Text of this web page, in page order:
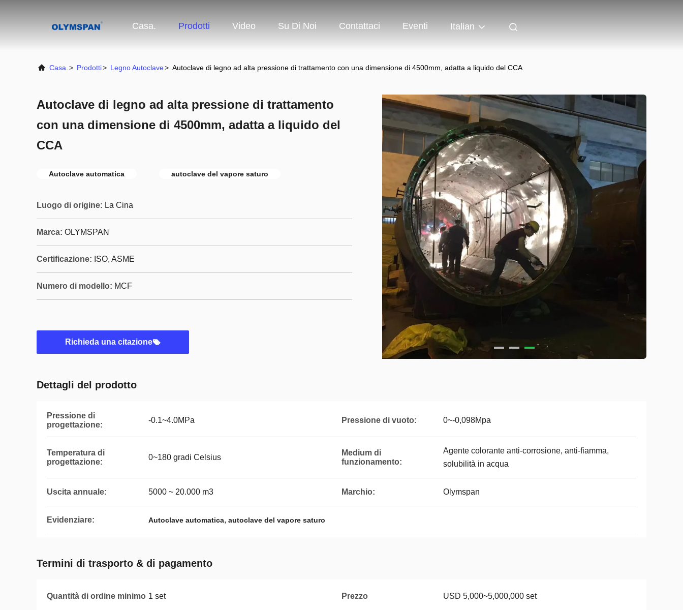
Casa. Prodotti Video Su Di Noi Contattaci Eventi Italian
Casa. > Prodotti> Legno Autoclave> Autoclave di legno ad alta pressione di trattamento con una dimensione di 4500mm, adatta a liquido del CCA
Autoclave di legno ad alta pressione di trattamento
con una dimensione di 4500mm, adatta a liquido del
CCA
Autoclave automatica autoclave del vapore saturo
Luogo di origine: La Cina
Marca: OLYMSPAN
Certificazione: ISO, ASME
Numero di modello: MCF
Richieda una citazione
Dettagli del prodotto
Pressione di
progettazione:
-0.1~4.0MPa Pressione di vuoto: 0~-0,098Mpa
Temperatura di
progettazione:
0~180 gradi Celsius
Medium di
funzionamento:
Agente colorante anti-corrosione, anti-fiamma,
solubilità in acqua
Uscita annuale: 5000 ~ 20.000 m3 Marchio: Olymspan
Evidenziare: Autoclave automatica, autoclave del vapore saturo
Termini di trasporto & di pagamento
Quantità di ordine minimo 1 set Prezzo USD 5,000~5,000,000 set